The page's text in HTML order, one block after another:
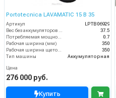
Portotecnica LAVAMATIC 15 B 35
Артикул
LPTB06929
37.5
0.7
Рабочая ширина (мм)
350
350
Тип машины
Аккумуляторная
Цена
276 000 руб.
Купить